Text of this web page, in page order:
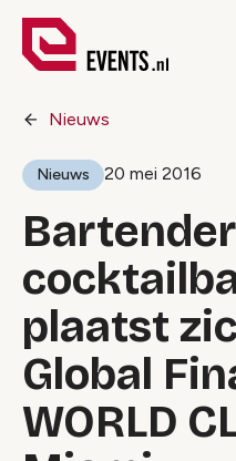
Nieuws
Nieuws 20 mei 2016
Bartender
plaatst
Global
WORLD